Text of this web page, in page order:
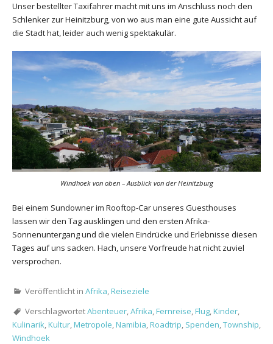
Unser bestellter Taxifahrer macht mit uns im Anschluss noch den
Schlenker zur Heinitzburg, von wo aus man eine gute Aussicht auf
die Stadt hat, leider auch wenig spektakulär.
Windhoek von oben – Ausblick von der Heinitzburg
Bei einem Sundowner im Rooftop-Car unseres Guesthouses
lassen wir den Tag ausklingen und den ersten Afrika-
Sonnenuntergang und die vielen Eindrücke und Erlebnisse diesen
Tages auf uns sacken. Hach, unsere Vorfreude hat nicht zuviel
versprochen.
Veröffentlicht in Afrika,Reiseziele
VerschlagwortetAbenteuer,Afrika,Fernreise,Flug,Kinder,
Kulinarik,Kultur,Metropole,Namibia,Roadtrip, Spenden,Township,
Windhoek